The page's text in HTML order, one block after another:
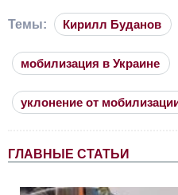
Темы: Кирилл Буданов
мобилизация в Украине
уклонение от
ГЛАВНЫЕ СТАТЬИ